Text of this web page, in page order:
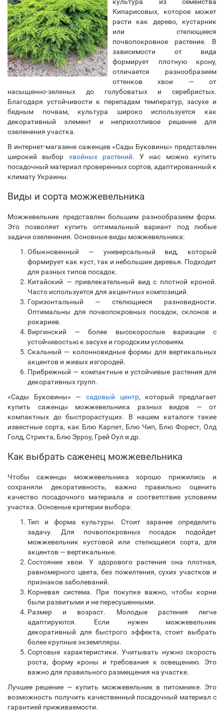
культура из семейства
Кипарисовых, которое может
расти как дерево, кустарник
или стелющееся
почвопокровное растение. В
зависимости от вида
формирует плотную крону,
отличается разнообразием
оттенков хвои — от
насыщенно-зеленых до голубоватых и серебристых.
Благодаря устойчивости к перепадам температур, засухе и
бедным почвам, культура широко используется как
декоративный элемент и неприхотливое решение для
озеленения участка.
В интернет-магазине саженцев «Сады Буковины» представлен
широкий выбор хвойных растений. У нас можно купить
посадочный материал проверенных сортов, адаптированный к
климату Украины.
Виды и сорта можжевельника
Можжевельник представлен большим разнообразием форм.
Это позволяет купить оптимальный вариант под любые
задачи озеленения. Основные виды можжевельника:
Обыкновенный — универсальный вид, который
формирует как куст, так и небольшие деревья. Подходит
для разных типов посадок.
Китайский — привлекательный вид с плотной кроной.
Часто используется для акцентных композиций.
Горизонтальный — стелющиеся разновидности.
Оптимальны для почвопокровных посадок, склонов и
рокариев.
Виргинский — более высокорослые вариации с
устойчивостью к засухе и городским условиям.
Скальный — колонновидные формы для вертикальных
акцентов и живых изгородей.
Прибрежный — компактные и устойчивые растения для
декоративных групп.
«Сады Буковины» — садовый центр, который предлагает
купить саженцы можжевельника разных видов — от
компактных до быстрорастущих. В нашем каталоге такие
известные сорта, как Блю Карпет, Блю Чип, Блю Форест, Олд
Голд, Стрикта, Блю Эрроу, Грей Оул и др.
Как выбрать саженец можжевельника
Чтобы саженцы можжевельника хорошо прижились и
сохраняли декоративность, важно правильно оценить
качество посадочного материала и соответствие условиям
участка. Основные критерии выбора:
Тип и форма культуры. Стоит заранее определить
задачу. Для почвопокровных посадок подойдет
можжевельник кустовой или стелющиеся сорта, для
акцентов — вертикальные.
Состояние хвои. У здорового растения она плотная,
равномерного цвета, без пожелтения, сухих участков и
признаков заболеваний.
Корневая система. При покупке важно, чтобы корни
были развитыми и не пересушенными.
Размер и возраст. Молодые растения легче
адаптируются. Если нужен можжевельник
декоративный для быстрого эффекта, стоит выбрать
более крупные экземпляры.
Сортовые характеристики. Учитывать нужно скорость
роста, форму кроны и требования к освещению. Это
важно для правильного размещения на участке.
Лучшее решение — купить можжевельник в питомнике. Это
возможность получить качественный посадочный материал с
гарантией приживаемости.